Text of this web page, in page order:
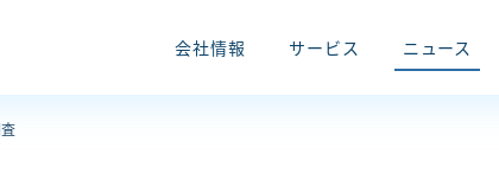
会社情報 サービス ニュース